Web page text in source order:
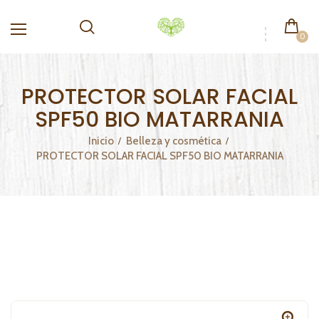
0
PROTECTOR SOLAR FACIAL
SPF50 BIO MATARRANIA
Inicio
Belleza y cosmética
PROTECTOR SOLAR FACIAL SPF50 BIO MATARRANIA